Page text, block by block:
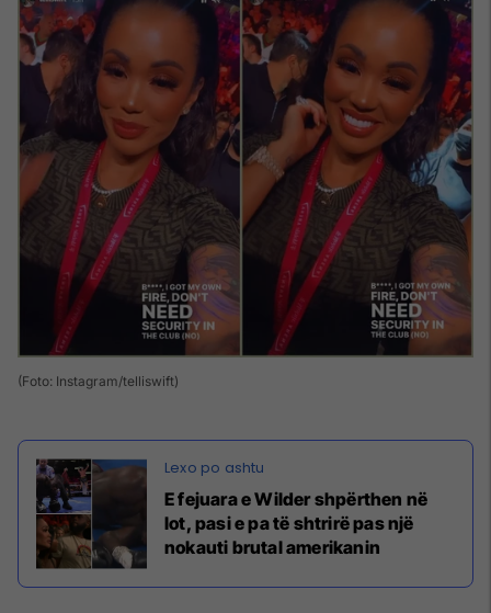
(Foto: Instagram/telliswift)
E fejuara e Wilder shpërthen në
lot, pasi e pa të shtrirë pas një
nokauti brutal amerikanin